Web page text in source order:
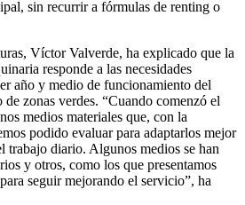
sin recurrir a fórmulas de renting o
Víctor Valverde, ha explicado que la
responde a las necesidades
año y medio de funcionamiento del
zonas verdes. “Cuando comenzó el
medios materiales que, con la
podido evaluar para adaptarlos mejor
trabajo diario. Algunos medios se han
y otros, como los que presentamos
seguir mejorando el servicio”, ha